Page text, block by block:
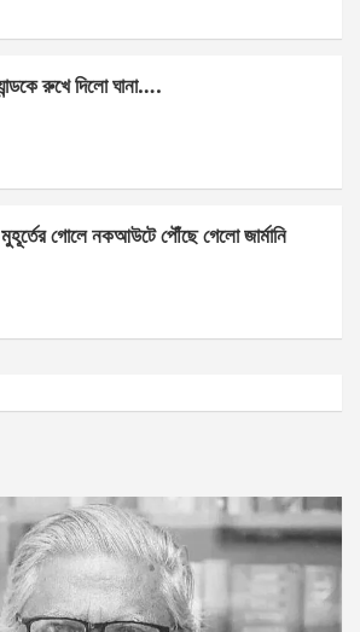
রুখে দিলো ঘানা….
গোলে নকআউটে পৌঁছে গেলো জার্মানি